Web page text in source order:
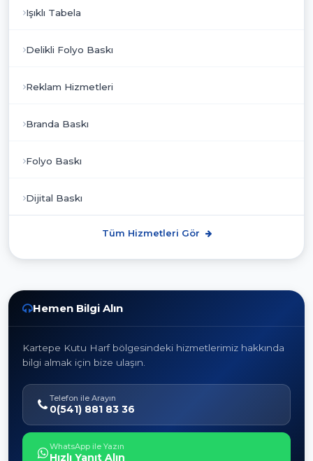
Işıklı Tabela
Delikli Folyo Baskı
Reklam Hizmetleri
Branda Baskı
Folyo Baskı
Dijital Baskı
Tüm Hizmetleri Gör
Hemen Bilgi Alın
Kartepe Kutu Harf bölgesindeki hizmetlerimiz hakkında
bilgi almak için bize ulaşın.
Telefon ile Arayın
0(541) 881 83 36
WhatsApp ile Yazın
Hızlı Yanıt Alın